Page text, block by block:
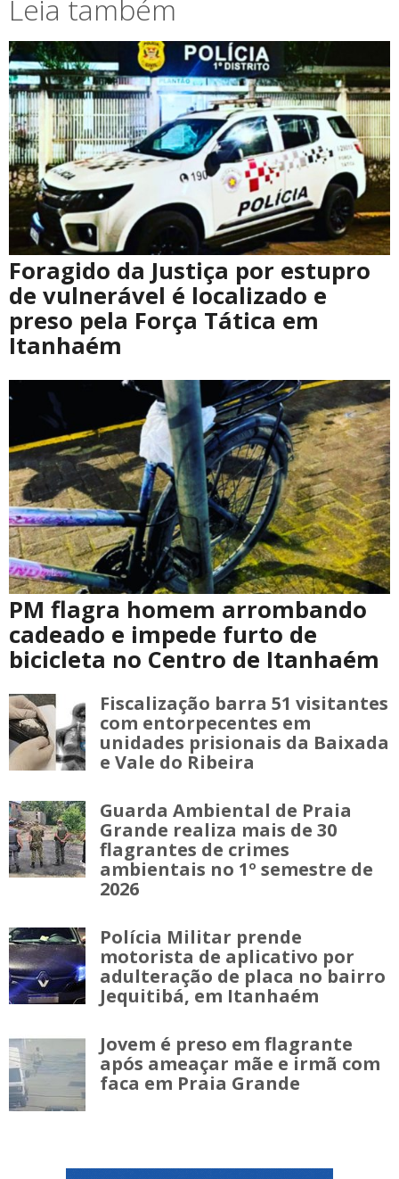
Leia também
Foragido da Justiça por estupro
de vulnerável é localizado e
preso pela Força Tática em
Itanhaém
PM flagra homem arrombando
cadeado e impede furto de
bicicleta no Centro de Itanhaém
Fiscalização barra 51 visitantes
com entorpecentes em
unidades prisionais da Baixada
e Vale do Ribeira
Guarda Ambiental de Praia
Grande realiza mais de 30
flagrantes de crimes
ambientais no 1º semestre de
2026
Polícia Militar prende
motorista de aplicativo por
adulteração de placa no bairro
Jequitibá, em Itanhaém
Jovem é preso em flagrante
após ameaçar mãe e irmã com
faca em Praia Grande